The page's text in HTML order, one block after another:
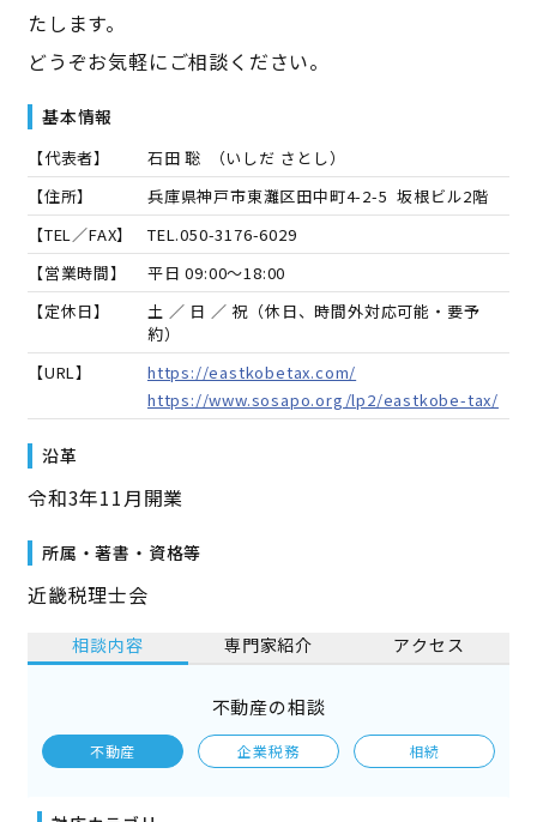
たします。
どうぞお気軽にご相談ください。
基本情報
【代表者】 石田 聡 （いしだ さとし）
【住所】
兵庫県神戸市東灘区田中町4-2-5 坂根ビル2階
【TEL／FAX】
TEL.050-3176-6029
【営業時間】
平日 09:00～18:00
【定休日】
土 ／ 日 ／ 祝（休日、時間外対応可能・要予
約）
【URL】
https://eastkobetax.com/
https://www.sosapo.org/lp2/eastkobe-tax/
沿革
令和3年11月開業
所属・著書・資格等
近畿税理士会
相談内容 専門家紹介 アクセス
不動産の相談
不動産 企業税務 相続